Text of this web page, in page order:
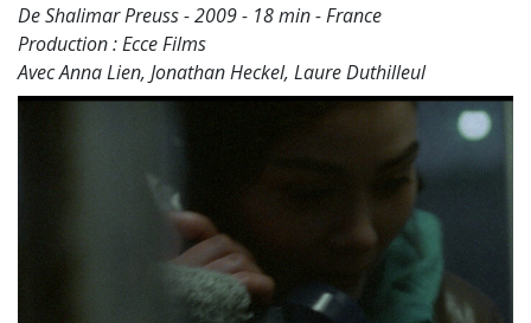
De Shalimar Preuss - 2009 - 18 min - France
Production : Ecce Films
Avec Anna Lien, Jonathan Heckel, Laure Duthilleul